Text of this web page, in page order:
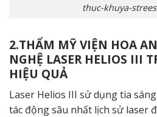
thuc-khuya-
2.THẨM MỸ VIỆN HOA
NGHỆ LASER HELIOS III
HIỆU QUẢ
Laser Helios III sử dụng tia
tác động sâu nhất lịch sử laser